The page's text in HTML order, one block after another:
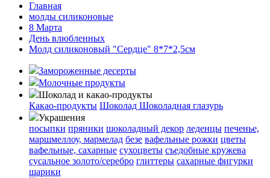
Главная
молды силиконовые
8 Марта
День влюбленных
Молд силиконовый "Сердце" 8*7*2,5см
Замороженные десерты
Молочные продукты
Шоколад и какао-продукты
Какао-продукты Шоколад Шоколадная глазурь
Украшения
посыпки пряники шоколадный декор леденцы печенье,
маршмеллоу, мармелад безе вафельные рожки цветы
вафельные, сахарные сухоцветы съедобные кружева
сусальное золото/серебро глиттеры сахарные фигурки
шарики